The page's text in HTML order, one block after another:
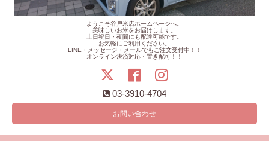
ようこそ谷戸米店ホームページへ。
美味しいお米をお届けします。
土日祝日・夜間にも配達可能です。
お気軽にご利用ください。
LINE・メッセージ・メールでもご注文受付中！！
オンライン決済対応・置き配可！！
03-3910-4704
お問い合わせ